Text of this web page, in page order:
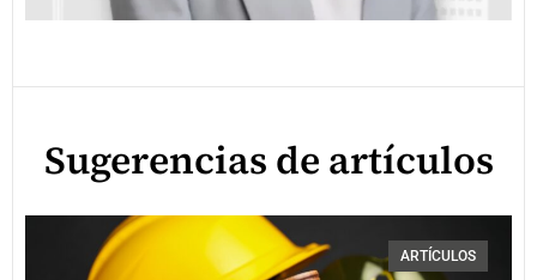
Sugerencias de artículos
ARTÍCULOS